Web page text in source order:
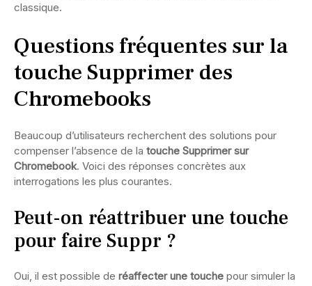
classique.
Questions fréquentes sur la
touche Supprimer des
Chromebooks
Beaucoup d’utilisateurs recherchent des solutions pour
compenser l’absence de la touche Supprimer sur
Chromebook. Voici des réponses concrètes aux
interrogations les plus courantes.
Peut-on réattribuer une touche
pour faire Suppr ?
Oui, il est possible de réaffecter une touche pour simuler la